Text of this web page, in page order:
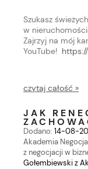
Szukasz
w
Zajrzyj na mój
YouTube!
czytaj całość »
JAK
Dodano: 14-08-
Akademia
z negocjacji w
Gołembiewski z